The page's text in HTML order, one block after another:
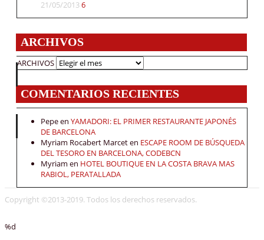
21/05/20136
ARCHIVOS
ARCHIVOS
COMENTARIOS RECIENTES
Pepeen YAMADORI: EL PRIMER RESTAURANTE JAPONÉS
DE BARCELONA
Myriam Rocabert Marceten ESCAPE ROOM DE BÚSQUEDA
DEL TESORO EN BARCELONA, CODEBCN
Myriam en HOTEL BOUTIQUE EN LA COSTA BRAVA MAS
RABIOL, PERATALLADA
Copyright ©2013-2019. Todos los derechos reservados.
%d